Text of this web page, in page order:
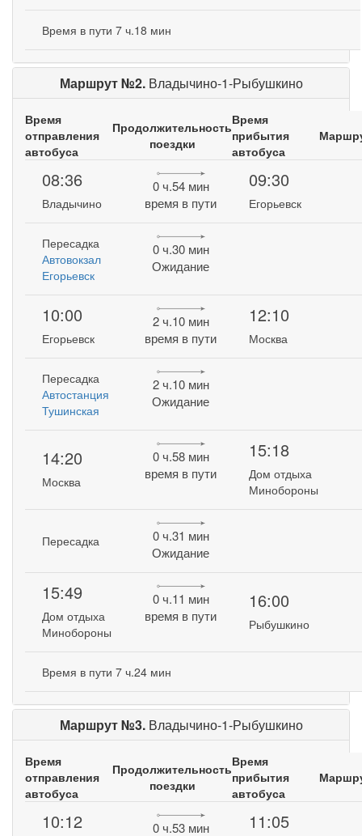
Время в пути 7 ч.18 мин
Маршрут №2. Владычино-1-Рыбушкино
Время
отправления
автобуса
Продолжительность
поездки
Время
прибытия
автобуса
08:36
Владычино
0 ч.54 мин
время в пути
09:30
Егорьевск
Пересадка
Автовокзал
Егорьевск
0 ч.30 мин
Ожидание
10:00
Егорьевск
2 ч.10 мин
время в пути
12:10
Москва
Пересадка
Автостанция
Тушинская
2 ч.10 мин
Ожидание
14:20
Москва
0 ч.58 мин
время в пути
15:18
Дом отдыха
Минобороны
Пересадка
0 ч.31 мин
Ожидание
15:49
Дом отдыха
Минобороны
0 ч.11 мин
время в пути
16:00
Рыбушкино
Время в пути 7 ч.24 мин
Маршрут №3. Владычино-1-Рыбушкино
Время
отправления
автобуса
Продолжительность
поездки
Время
прибытия
автобуса
10:12 0 ч.53 мин 11:05